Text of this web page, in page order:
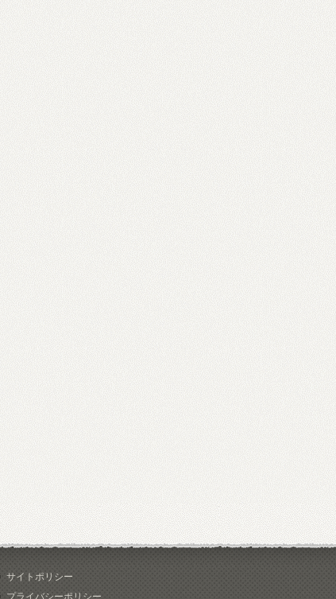
サイトポリシー
プライバシーポリシー